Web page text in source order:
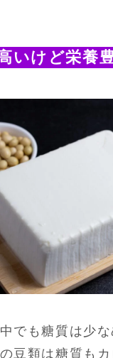
いけど栄養豊
でも糖質は少
豆類は糖質も